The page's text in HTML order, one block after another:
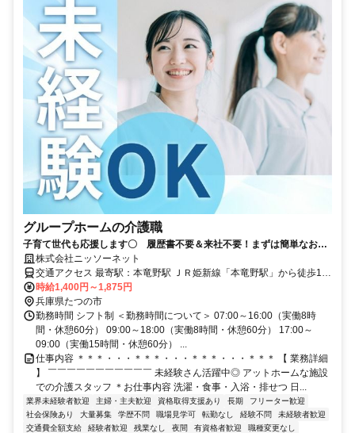
グループホームの介護職
子育て世代も応援します〇 履歴書不要＆来社不要！まずは簡単なお仕
事から始めましょう！
株式会社ニッソーネット
交通アクセス 最寄駅：本竜野駅 ＪＲ姫新線「本竜野駅」から徒歩14
分
時給1,400円～1,875円
兵庫県たつの市
勤務時間 シフト制 ＜勤務時間について＞ 07:00～16:00（実働8時
間・休憩60分） 09:00～18:00（実働8時間・休憩60分） 17:00～
09:00（実働15時間・休憩60分） ...
仕事内容 ＊＊＊・・・＊＊＊・・・＊＊＊・・・＊＊＊ 【 業務詳細
】 ￣￣￣￣￣￣￣￣￣￣￣ 未経験さん活躍中◎ アットホームな施設
での介護スタッフ ＊お仕事内容 洗濯・食事・入浴・排せつ 日...
業界未経験者歓迎 主婦・主夫歓迎 資格取得支援あり 長期
フリーター歓迎
社会保険あり
大量募集 学歴不問 職場見学可 転勤なし 経験不問
未経験者歓迎
交通費全額支給
経験者歓迎 残業なし 夜間 有資格者歓迎
職種変更なし